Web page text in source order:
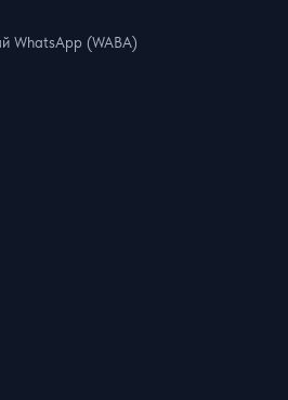
WhatsApp (WABA)